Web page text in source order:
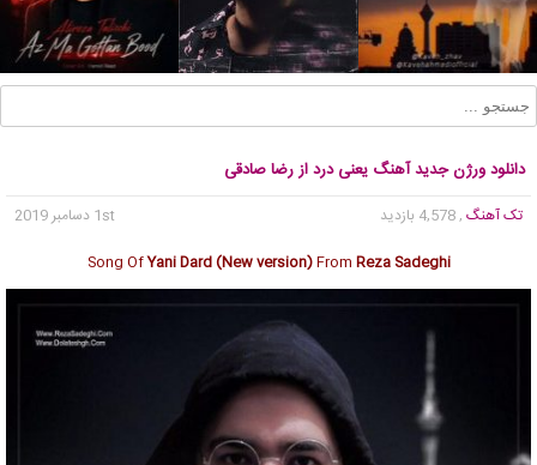
دانلود ورژن جدید آهنگ یعنی درد از رضا صادقی
تک آهنگ , 4,578 بازدید
1st دسامبر 2019
Song OfYani Dard (New version)From Reza Sadeghi